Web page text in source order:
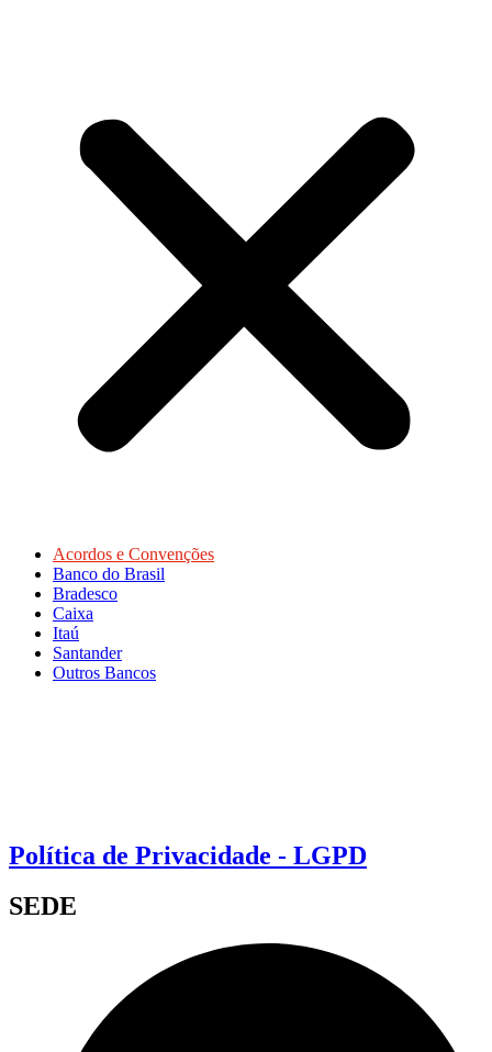
Acordos e Convenções
Banco do Brasil
Bradesco
Caixa
Itaú
Santander
Outros Bancos
Política de Privacidade - LGPD
SEDE